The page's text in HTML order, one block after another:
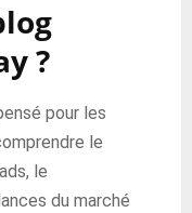
?
pour les
le
le
du marché